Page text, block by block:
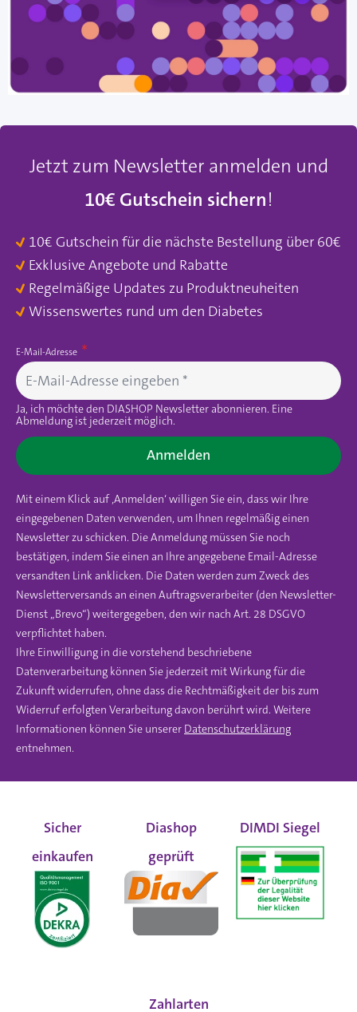
Jetzt zum Newsletter anmelden und
10€ Gutschein sichern!
10€ Gutschein für die nächste Bestellung über 60€
Exklusive Angebote und Rabatte
Regelmäßige Updates zu Produktneuheiten
Wissenswertes rund um den Diabetes
E-Mail-Adresse
Ja, ich möchte den DIASHOP Newsletter abonnieren. Eine
Abmeldung ist jederzeit möglich.
Anmelden
Mit einem Klick auf ‚Anmelden‘ willigen Sie ein, dass wir Ihre
eingegebenen Daten verwenden, um Ihnen regelmäßig einen
Newsletter zu schicken. Die Anmeldung müssen Sie noch
bestätigen, indem Sie einen an Ihre angegebene Email-Adresse
versandten Link anklicken. Die Daten werden zum Zweck des
Newsletterversands an einen Auftragsverarbeiter (den Newsletter-
Dienst „Brevo“) weitergegeben, den wir nach Art. 28 DSGVO
verpflichtet haben.
Ihre Einwilligung in die vorstehend beschriebene
Datenverarbeitung können Sie jederzeit mit Wirkung für die
Zukunft widerrufen, ohne dass die Rechtmäßigkeit der bis zum
Widerruf erfolgten Verarbeitung davon berührt wird. Weitere
Informationen können Sie unserer Datenschutzerklärung
entnehmen.
Sicher
einkaufen
Diashop
geprüft
DIMDI Siegel
Zahlarten